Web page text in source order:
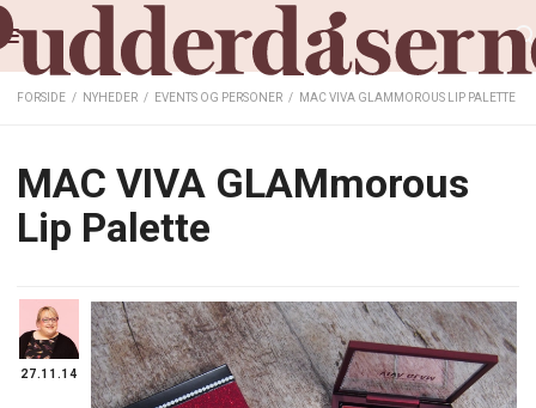
FORSIDE / NYHEDER / EVENTS OG PERSONER / MAC VIVA GLAMMOROUS LIP PALETTE
MAC VIVA GLAMmorous
Lip Palette
27.11.14